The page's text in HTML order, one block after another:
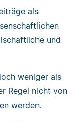
als
und
weniger als
Regel nicht von
werden.